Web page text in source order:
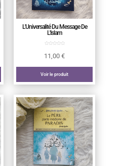
L'Universalité Du Message De
L'Islam
11,00€
Voir le produit